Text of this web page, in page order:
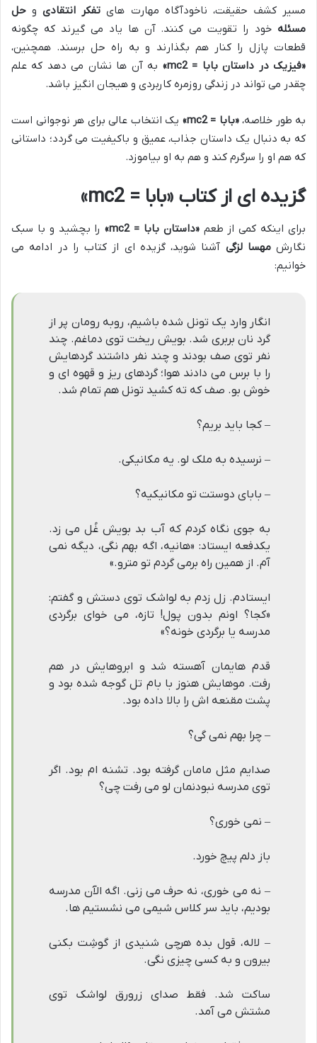
مسیر کشف حقیقت، ناخودآگاه مهارت های تفکر انتقادیو حل
مسئله خود را تقویت می کنند. آن ها یاد می گیرند که چگونه
قطعات پازل را کنار هم بگذارند و به راه حل برسند. همچنین،
«فیزیک در داستان بابا = mc2»
به آن ها نشان می دهد که علم
چقدر می تواند در زندگی روزمره کاربردی و هیجان انگیز باشد.
به طور خلاصه،«بابا = mc2»
یک انتخاب عالی برای هر نوجوانی است
که به دنبال یک داستان جذاب، عمیق و باکیفیت می گردد؛ داستانی
که هم او را سرگرم کند و هم به او بیاموزد.
گزیده ای از کتاب «بابا = mc2»
برای اینکه کمی از طعم«داستان بابا = mc2»
را بچشید و با سبک
نگارشمهسا لزگی آشنا شوید، گزیده ای از کتاب را در ادامه می
خوانیم:
انگار وارد یک تونل شده باشیم، روبه رومان پر از
گرد نان بربری شد. بویش ریخت توی دماغم. چند
نفر توی صف بودند و چند نفر داشتند گردهایش
را با برس می دادند هوا؛ گردهای ریز و قهوه ای و
خوش بو. صف که ته کشید تونل هم تمام شد.
– کجا باید بریم؟
– نرسیده به ملک لو. یه مکانیکی.
– بابای دوستت تو مکانیکیه؟
به جوی نگاه کردم که آب بد بویش غُل می زد.
یکدفعه ایستاد: «هانیه، اگه بهم نگی، دیگه نمی
آم. از همین راه برمی گردم تو مترو.»
ایستادم. زل زدم به لواشک توی دستش و گفتم:
«کجا؟ اونم بدون پول! تازه، می خوای برگردی
مدرسه یا برگردی خونه؟»
قدم هایمان آهسته شد و ابروهایش در هم
رفت. موهایش هنوز با بام تل گوجه شده بود و
پشت مقنعه اش را بالا داده بود.
– چرا بهم نمی گی؟
صدایم مثل مامان گرفته بود. تشنه ام بود. اگر
توی مدرسه نبودنمان لو می رفت چی؟
– نمی خوری؟
باز دلم پیچ خورد.
– نه می خوری، نه حرف می زنی. اگه الآن مدرسه
بودیم، باید سر کلاس شیمی می نشستیم ها.
– لاله، قول بده هرچی شنیدی از گوشِت بکنی
بیرون و به کسی چیزی نگی.
ساکت شد. فقط صدای زرورق لواشک توی
مشتش می آمد.